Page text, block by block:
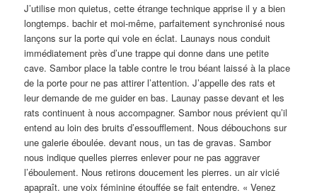
J’utilise mon quietus, cette étrange technique apprise il y a bien
longtemps. bachir et moi-même, parfaitement synchronisé nous
lançons sur la porte qui vole en éclat. Launays nous conduit
immédiatement près d’une trappe qui donne dans une petite
cave. Sambor place la table contre le trou béant laissé à la place
de la porte pour ne pas attirer l’attention. J’appelle des rats et
leur demande de me guider en bas. Launay passe devant et les
rats continuent à nous accompagner. Sambor nous prévient qu’il
entend au loin des bruits d’essoufflement. Nous débouchons sur
une galerie éboulée. devant nous, un tas de gravas. Sambor
nous indique quelles pierres enlever pour ne pas aggraver
l’éboulement. Nous retirons doucement les pierres. un air vicié
apapraît. une voix féminine étouffée se fait entendre. « Venez